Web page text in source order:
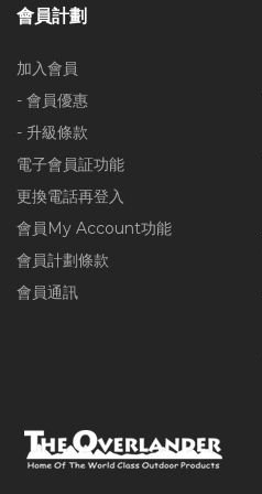
會員計劃
加入會員
- 會員優惠
- 升級條款
電子會員証功能
更換電話再登入
會員My Account功能
會員計劃條款
會員通訊